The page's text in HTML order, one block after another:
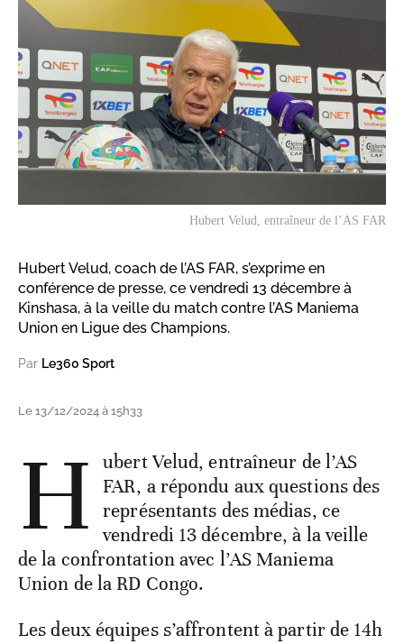
Hubert Velud, entraîneur de l’AS FAR
Hubert Velud, coach de l’AS FAR, s’exprime en
conférence de presse, ce vendredi 13 décembre à
Kinshasa, à la veille du match contre l’AS Maniema
Union en Ligue des Champions.
Par Le360 Sport
Le 13/12/2024 à 15h33
H
ubert Velud, entraîneur de l’AS
FAR, a répondu aux questions des
représentants des médias, ce
vendredi 13 décembre, à la veille
de la confrontation avec l’AS Maniema
Union de la RD Congo.
Les deux équipes s’affrontent à partir de 14h